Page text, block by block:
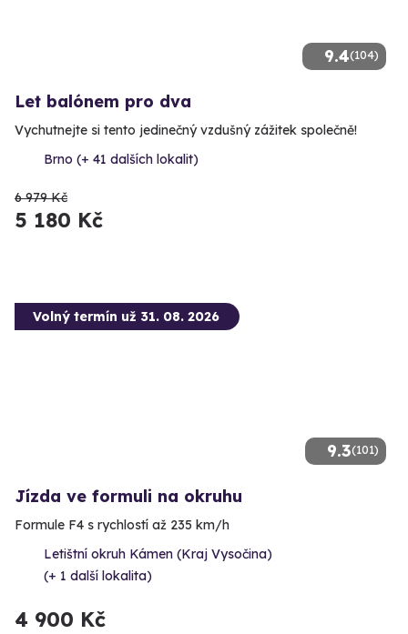
9.4(104)
Let balónem pro dva
Vychutnejte si tento jedinečný vzdušný zážitek společně!
Brno (+ 41 dalších lokalit)
6 979 Kč
5 180 Kč
9.3(101)
Volný termín už 31. 08. 2026
Jízda ve formuli na okruhu
Formule F4 s rychlostí až 235 km/h
Letištní okruh Kámen (Kraj Vysočina)
(+ 1 další lokalita)
4 900 Kč